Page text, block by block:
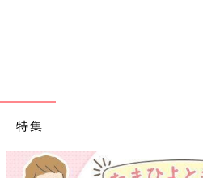
特集